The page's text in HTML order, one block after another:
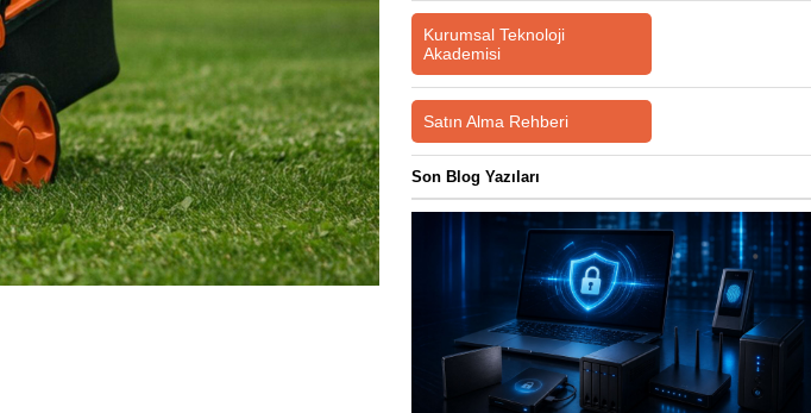
Kurumsal Teknoloji
Akademisi
Satın Alma Rehberi
Son Blog Yazıları